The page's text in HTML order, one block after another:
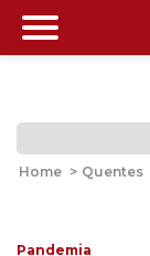
Home > Quentes
Pandemia